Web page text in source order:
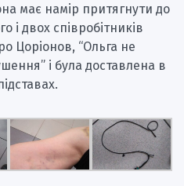
має намір притягнути до
і двох співробітників
Цоріонов, “Ольга не
і була доставлена ​​в